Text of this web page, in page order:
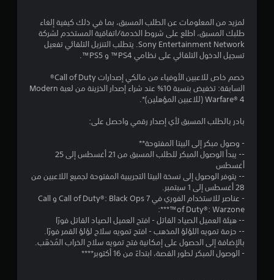
لمزيد من المعلومات عن الطلب المسبق، بما في ذلك كيفية إلغاء
طلبك المسبق، اطلع على شروط الخدمة/اتفاقية المستخدم لشركة
Sony Entertainment Network. يتطلب التنزيل التلقائي تفعيل
تسجيل الدخول التلقائي على نظامي PS4™ و PS5™.
خصم خاص للاعبين الأوفياء من مالكي إصدارات Call of Duty®
السابقة: تخفيض بنسبة 10% عند شراء إصدار الخزينة من لعبة Modern
Warfare® 4 (للاعبين المؤهلين)*.
بادر بالطلب المسبق لأي إصدار رقمي واحصل على:
- وصول مبكر إلى البيتا المفتوحة**
-- يبدأ الوصول المبكر للطلب المسبق من 21 أغسطس إلى 25
أغسطس
-- يتوفر الوصول إلى نسخة البيتا التجريبية المفتوحة لجميع اللاعبين من
28 أغسطس إلى 1 سبتمبر.
- عناصر للاستخدام الفوري في Call of Duty®: Black Ops 7 و Call
of Duty®: Warzone™***:
-- هيئة العميل الصياد القاتل - افتح العميل الصياد القاتل فورًا
-- حزمة تمويه اللؤلؤ المذهب - افتح تمويه سلاح لؤلؤ القمر فورًا.
بالإضافة إلى الحصول على إمكانية فتح تمويه سلاح الخراب المُذهّب.
- الوصول المبكر لطور القصة، ابتداءً من 16 أكتوبر****